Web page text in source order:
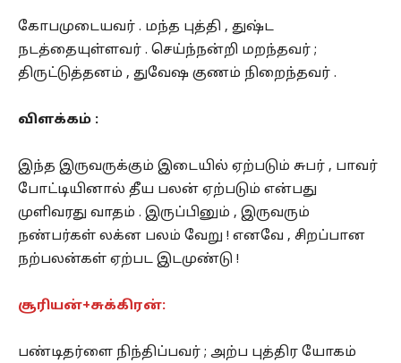
கோபமுடையவர் . மந்த புத்தி , துஷ்ட
நடத்தையுள்ளவர் . செய்ந்நன்றி மறந்தவர் ;
திருட்டுத்தனம் , துவேஷ குணம் நிறைந்தவர் .
விளக்கம் :
இந்த இருவருக்கும் இடையில் ஏற்படும் சுபர் , பாவர்
போட்டியினால் தீய பலன் ஏற்படும் என்பது
முளிவரது வாதம் . இருப்பினும் , இருவரும்
நண்பர்கள் லக்ன பலம் வேறு ! எனவே , சிறப்பான
நற்பலன்கள் ஏற்பட இடமுண்டு !
சூரியன்+சுக்கிரன்:
பண்டிதர்ளை நிந்திப்பவர் ; அற்ப புத்திர யோகம்